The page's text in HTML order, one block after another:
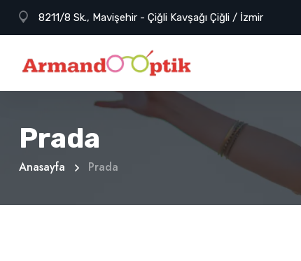
8211/8 Sk., Mavişehir - Çiğli Kavşağı Çiğli / İzmir
Prada
Anasayfa Prada